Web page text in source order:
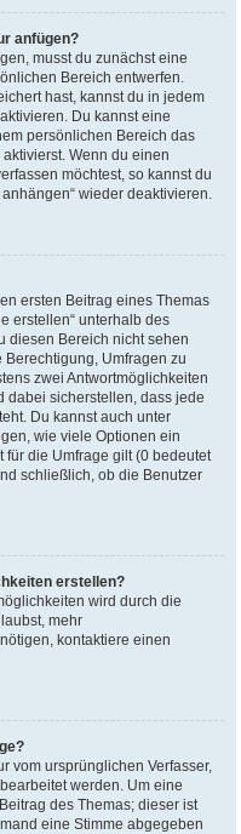
anfügen?
musst du zunächst eine
Bereich entwerfen.
hast, kannst du in jedem
Du kannst eine
persönlichen Bereich das
Wenn du einen
möchtest, so kannst du
wieder deaktivieren.
ersten Beitrag eines Themas
erstellen“ unterhalb des
diesen Bereich nicht sehen
Umfragen zu
zwei Antwortmöglichkeiten
dabei sicherstellen, dass jede
Du kannst auch unter
wie viele Optionen ein
für die Umfrage gilt (0 bedeutet
schließlich, ob die Benutzer
erstellen?
wird durch die
mehr
kontaktiere einen
vom ursprünglichen Verfasser,
werden. Um eine
des Themas; dieser ist
eine Stimme abgegeben